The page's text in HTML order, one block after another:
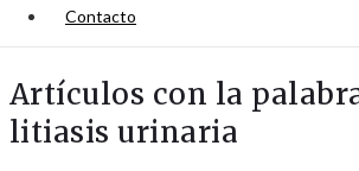
Contacto
Artículos con la
litiasis urinaria